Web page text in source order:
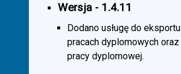
Wersja - 1.4.11
Dodano usługę do
pracach dyplomowych
pracy dyplomowej.